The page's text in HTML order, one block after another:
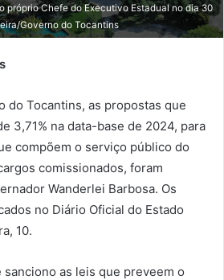
próprio Chefe do Executivo Estadual no dia 30
Governo do Tocantins
do Tocantins, as propostas que
3,71% na data-base de 2024, para
compõem o serviço público do
comissionados, foram
Wanderlei Barbosa. Os
no Diário Oficial do Estado
10.
sanciono as leis que preveem o